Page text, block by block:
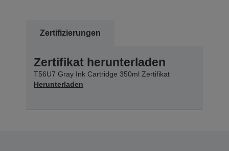
Zertifizierungen
Zertifikat herunterladen
T56U7 Gray Ink Cartridge 350ml Zertifikat
Herunterladen